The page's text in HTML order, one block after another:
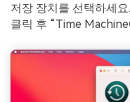
저장 장치를 선택하세
클릭 후 “Time